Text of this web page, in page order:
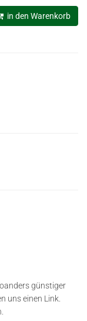
in den Warenkorb
günstiger
uns einen Link.